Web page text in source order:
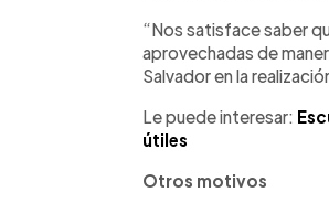
“Nos satisface saber
aprovechadas de
Salvador en la
Le puede interesar:
útiles
Otros motivos